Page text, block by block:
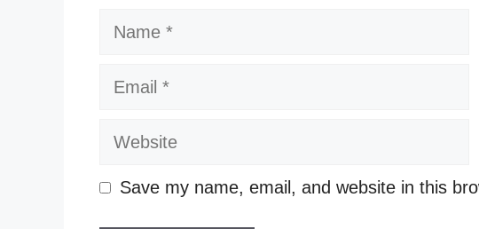
Name
Email
Website
Save my name, email, and website in this